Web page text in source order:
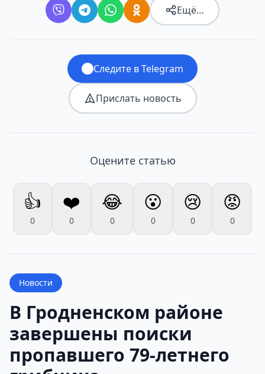
Ещё…
Следите в Telegram
Прислать новость
Оцените статью
👍
0
❤️
0
😂
0
😮
0
😢
0
😡
0
Новости
В Гродненском районе
завершены поиски
пропавшего 79-летнего